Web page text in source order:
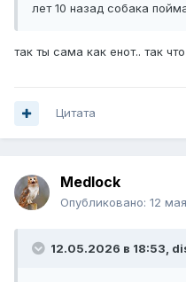
лет 10 назад собака
так ты сама как енот.. так
Цитата
Medlock
Опубликовано: 12 мая
12.05.2026 в 18:53,